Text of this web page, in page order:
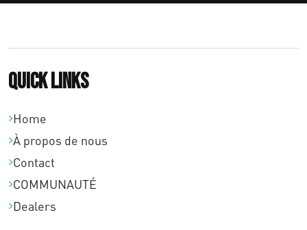
Quick links
Home
À propos de nous
Contact
COMMUNAUTÉ
Dealers